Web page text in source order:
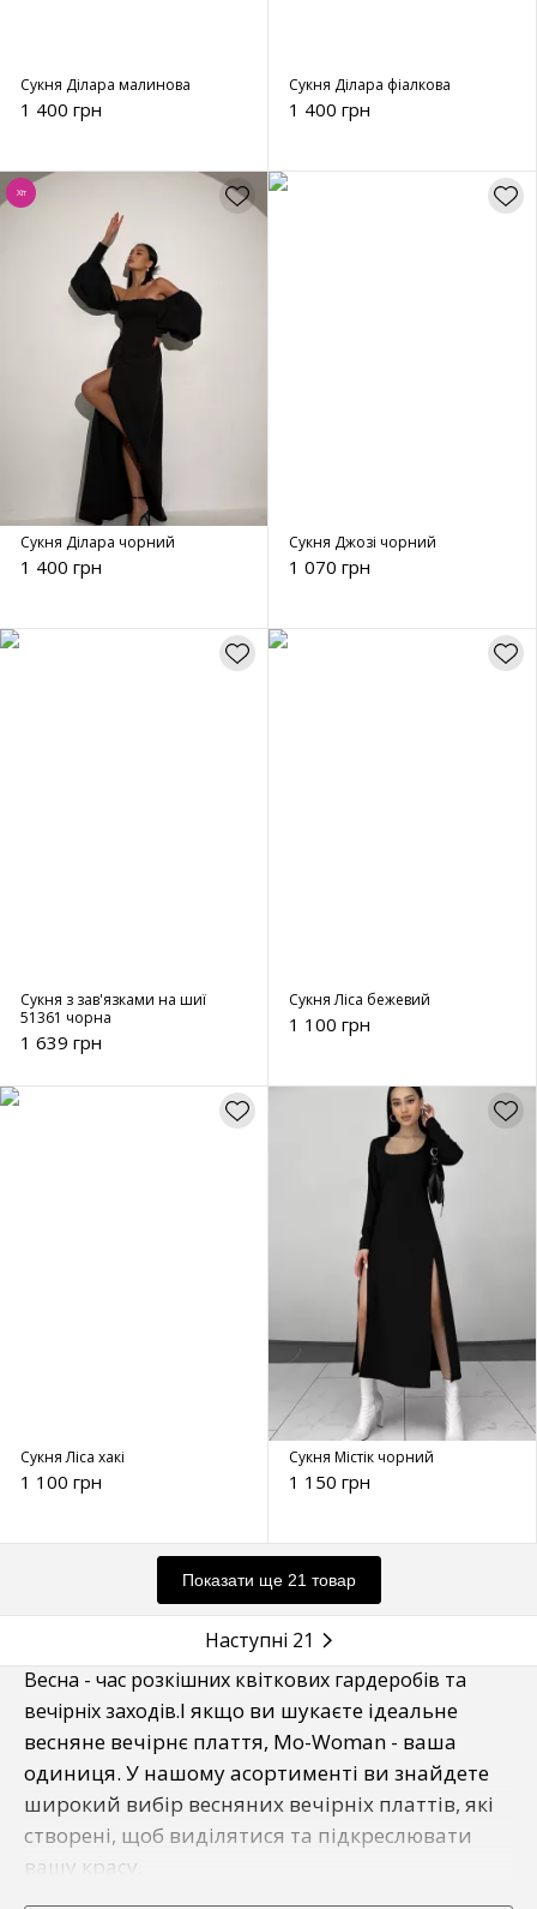
Сукня Ділара малинова
1 400 грн
Сукня Ділара фіалкова
1 400 грн
Хіт
Сукня Ділара чорний
1 400 грн
Сукня Джозі чорний
1 070 грн
Сукня з зав'язками на шиї
51361 чорна
1 639 грн
Сукня Ліса бежевий
1 100 грн
Сукня Ліса хакі
1 100 грн
Сукня Містік чорний
1 150 грн
Показати ще 21 товар
Наступні 21
Весна - час розкішних квіткових гардеробів та
вечірніх заходів.І якщо ви шукаєте ідеальне
весняне вечірнє плаття, Mo-Woman - ваша
одиниця. У нашому асортименті ви знайдете
широкий вибір весняних вечірніх платтів, які
створені, щоб виділятися та підкреслювати
вашу красу.